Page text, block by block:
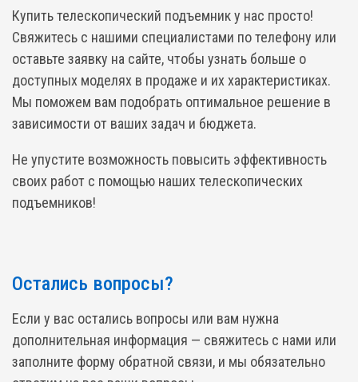
Купить телескопический подъемник у нас просто!
Свяжитесь с нашими специалистами по телефону или
оставьте заявку на сайте, чтобы узнать больше о
доступных моделях в продаже и их характеристиках.
Мы поможем вам подобрать оптимальное решение в
зависимости от ваших задач и бюджета.
Не упустите возможность повысить эффективность
своих работ с помощью наших телескопических
подъемников!
Остались вопросы?
Если у вас остались вопросы или вам нужна
дополнительная информация — свяжитесь с нами или
заполните форму обратной связи, и мы обязательно